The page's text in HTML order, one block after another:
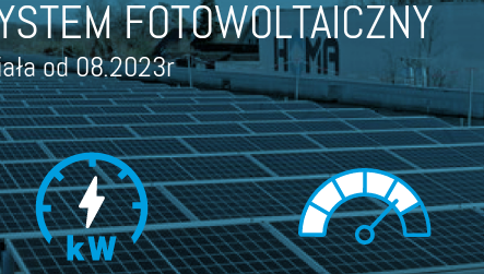
FOTOWOLTAICZNY
od 08.2023r